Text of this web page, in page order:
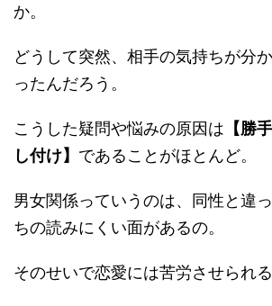
か。
どうして突然、相手の気持ちが分
ったんだろう。
こうした疑問や悩みの原因は 【勝
し付け】 であることがほとんど。
男女関係っていうのは、同性と違
ちの読みにくい面があるの。
そのせいで恋愛には苦労させられる